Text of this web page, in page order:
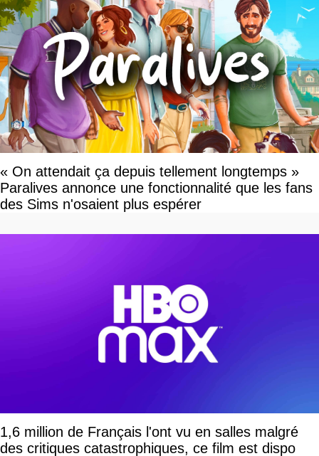
« On attendait ça depuis tellement longtemps »
Paralives annonce une fonctionnalité que les fans
des Sims n'osaient plus espérer
1,6 million de Français l'ont vu en salles malgré
des critiques catastrophiques, ce film est dispo